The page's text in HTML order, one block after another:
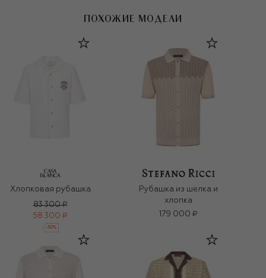
ПОХОЖИЕ МОДЕЛИ
Хлопковая рубашка
83 300 ₽
58 300 ₽
-30%
Рубашка из шелка и
хлопка
179 000 ₽